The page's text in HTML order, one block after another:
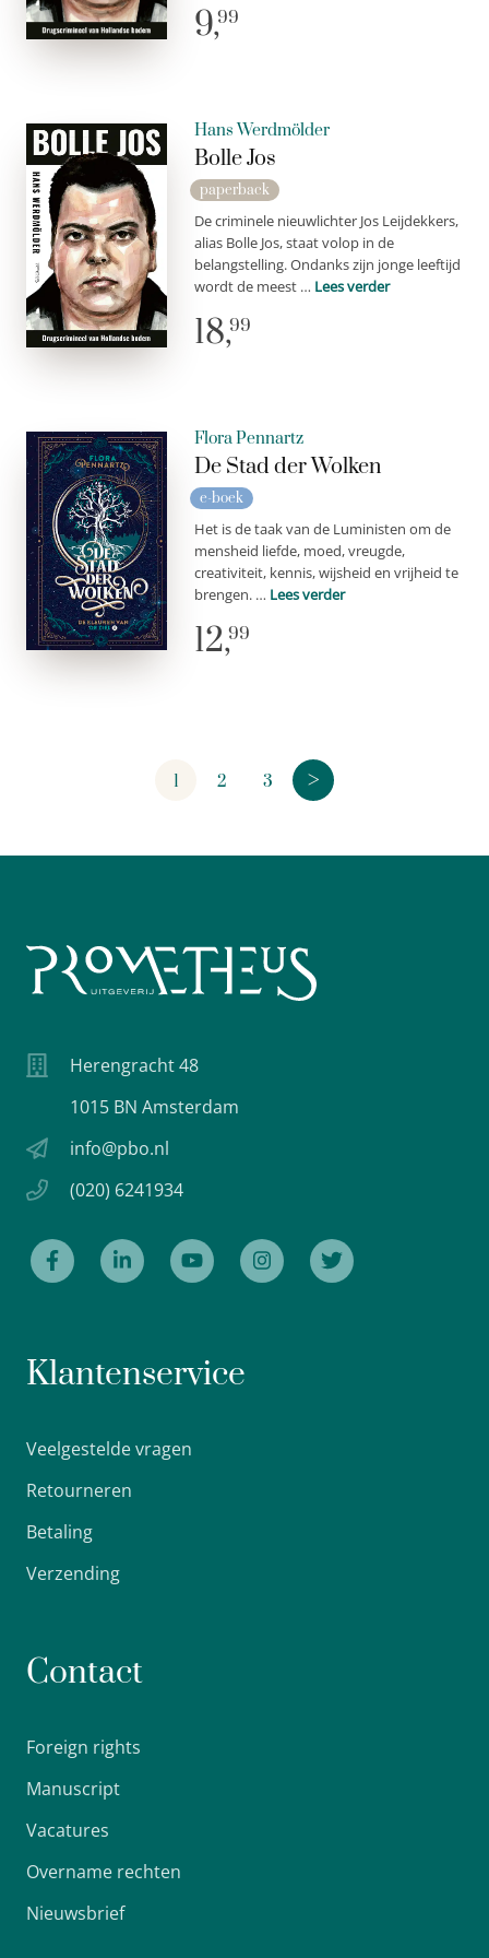
9,99
Hans Werdmölder
Bolle Jos
paperback
De criminele nieuwlichter Jos Leijdekkers,
alias Bolle Jos, staat volop in de
belangstelling. Ondanks zijn jonge leeftijd
wordt de meest … Lees verder
18,99
Flora Pennartz
De Stad der Wolken
e-boek
Het is de taak van de Luministen om de
mensheid liefde, moed, vreugde,
creativiteit, kennis, wijsheid en vrijheid te
brengen. … Lees verder
12,99
1 2 3 >
Herengracht 48
1015 BN Amsterdam
info@pbo.nl
(020) 6241934
Klantenservice
Veelgestelde vragen
Retourneren
Betaling
Verzending
Contact
Foreign rights
Manuscript
Vacatures
Overname rechten
Nieuwsbrief